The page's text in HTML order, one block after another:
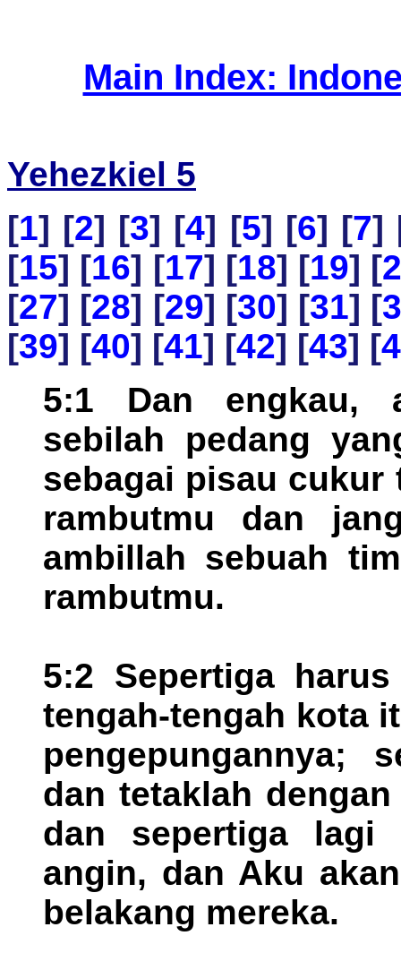
Main Index:
Yehezkiel 5
[1] [2] [3] [4] [5] [6] [7]
[15] [16] [17] [18] [19] [
[27] [28] [29] [30] [31] [
[39] [40] [41] [42] [43] [
5:1 Dan engkau,
sebilah pedang
sebagai pisau cukur
rambutmu dan
ambillah sebuah
rambutmu.
5:2 Sepertiga
tengah-tengah kota
pengepungannya;
dan tetaklah
dan sepertiga lagi
angin, dan Aku
belakang mereka.